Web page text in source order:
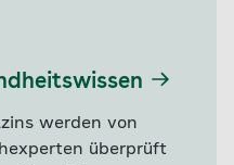
werden von
überprüft